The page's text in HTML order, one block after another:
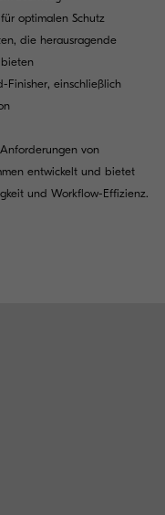
optimalen Schutz
die herausragende
Finisher, einschließlich
von
entwickelt und bietet
und Workflow-Effizienz.